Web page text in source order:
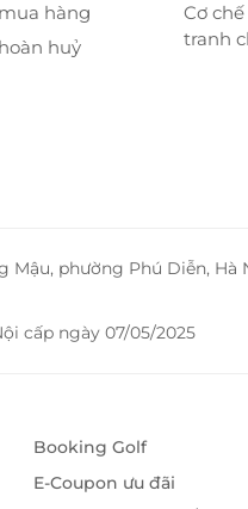
hàng
huỷ
Cơ
tranh
Mậu, phường Phú Diễn,
cấp ngày 07/05/2025
Booking Golf
E-Coupon ưu đãi